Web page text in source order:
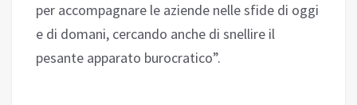
per accompagnare le aziende nelle sfide di oggi
e di domani, cercando anche di snellire il
pesante apparato burocratico”.